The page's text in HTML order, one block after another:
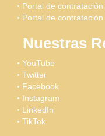
Portal de
Portal de contratación
Nuestras
YouTube
Twitter
Facebook
Instagram
LinkedIn
TikTok